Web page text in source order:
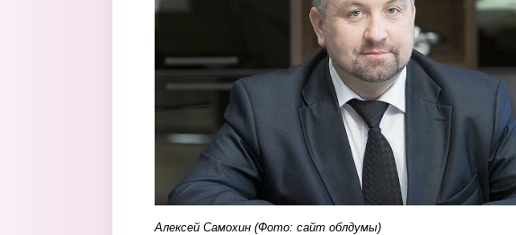
Алексей Самохин (Фото: сайт облдумы)